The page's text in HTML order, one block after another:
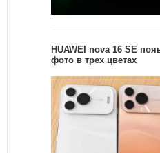
HUAWEI nova 16 SE
фото в трех цветах